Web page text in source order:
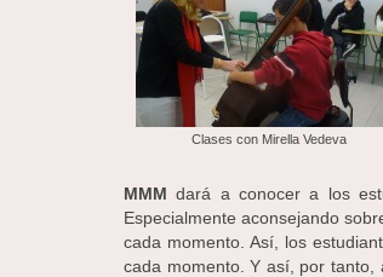
Clases con Mirella Vedeva
MMM dará a conocer a los
Especialmente aconsejando
cada momento. Así, los
cada momento. Y así, por tanto,